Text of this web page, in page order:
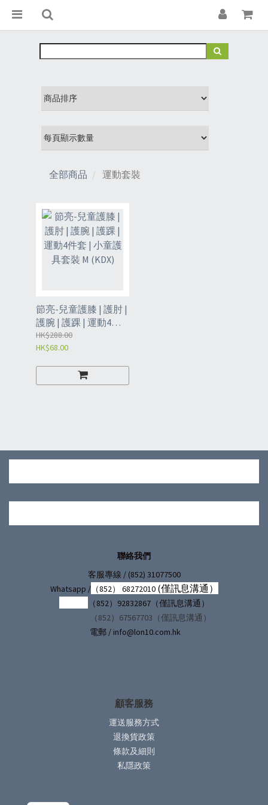
全部商品 運動套裝
節亮-兒童護膝 | 護肘 |
護腕 | 護踝 | 運動4件
套 | 小童護具套裝 M
(KDX)
HK$288.00
HK$68.00
聯絡我們
客服專線 / (852) 31077500
Whatsapp /（852） 68272010 (僅訊息溝通）
（852）92832867（僅訊息溝通）
（852）67567703（僅訊息溝通）
電郵 / info@lon10.com.hk
顧客服務
運送服務方式
退換貨政策
條款及細則
私隱政策